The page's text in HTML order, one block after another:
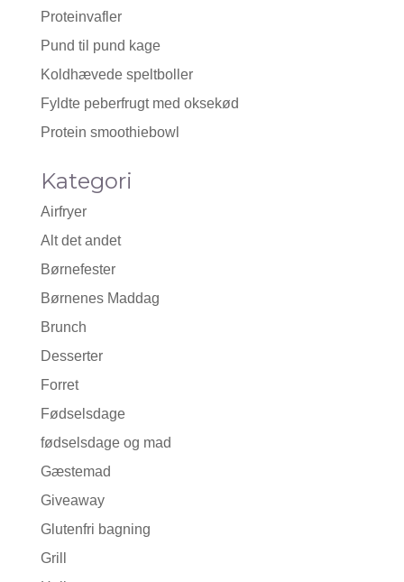
Proteinvafler
Pund til pund kage
Koldhævede speltboller
Fyldte peberfrugt med oksekød
Protein smoothiebowl
Kategori
Airfryer
Alt det andet
Børnefester
Børnenes Maddag
Brunch
Desserter
Forret
Fødselsdage
fødselsdage og mad
Gæstemad
Giveaway
Glutenfri bagning
Grill